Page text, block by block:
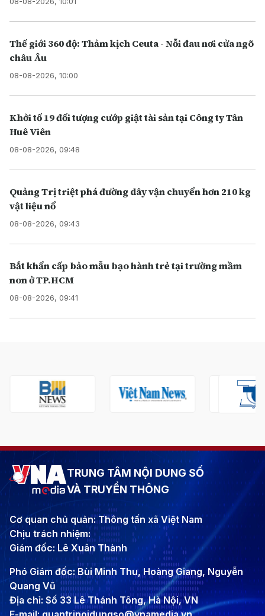
Thế giới 360 độ: Thảm kịch Ceuta - Nỗi đau nơi cửa ngõ
châu Âu
08-08-2026, 10:00
Khởi tố 19 đối tượng cướp giật tài sản tại Công ty Tân
Huê Viên
08-08-2026, 09:48
Quảng Trị triệt phá đường dây vận chuyển hơn 210 kg
vật liệu nổ
08-08-2026, 09:43
Bắt khẩn cấp bảo mẫu bạo hành trẻ tại trường mầm
non ở TP.HCM
08-08-2026, 09:41
TRUNG TÂM NỘI DUNG SỐ
VÀ TRUYỀN THÔNG
Cơ quan chủ quản: Thông tấn xã Việt Nam
Chịu trách nhiệm:
Giám đốc: Lê Xuân Thành
Phó Giám đốc: Bùi Minh Thu, Hoàng Giang, Nguyễn
Quang Vũ
Địa chỉ: Số 33 Lê Thánh Tông, Hà Nội, VN